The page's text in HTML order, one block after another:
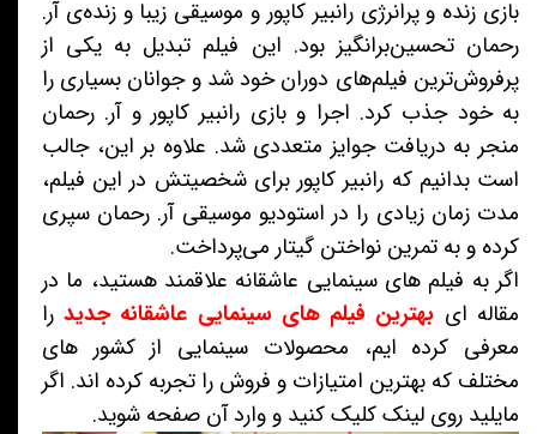
بازی زنده و پرانرژی رانبیر کاپور و موسیقی زیبا و زنده‌ی آر.
رحمان تحسین‌برانگیز بود. این فیلم تبدیل به یکی از
پرفروش‌ترین فیلم‌های دوران خود شد و جوانان بسیاری را
به خود جذب کرد. اجرا و بازی رانبیر کاپور و آر. رحمان
منجر به دریافت جوایز متعددی شد. علاوه بر این، جالب
است بدانیم که رانبیر کاپور برای شخصیتش در این فیلم،
مدت زمان زیادی را در استودیو موسیقی آر. رحمان سپری
کرده و به تمرین نواختن گیتار می‌پرداخت.
اگر به فیلم های سینمایی عاشقانه علاقمند هستید، ما در
مقاله ای بهترین فیلم های سینمایی عاشقانه جدیدرا
معرفی کرده ایم، محصولات سینمایی از کشور های
مختلف که بهترین امتیازات و فروش را تجربه کرده اند. اگر
مایلید روی لینک کلیک کنید و وارد آن صفحه شوید.